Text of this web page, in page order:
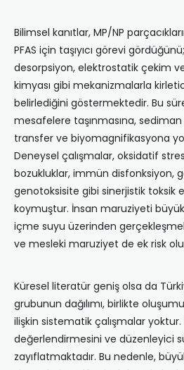
Bilimsel kanıtlar, MP/NP
PFAS için taşıyıcı görevi
desorpsiyon, elektrostatik çekim
kimyası gibi mekanizmalarla
belirlediğini göstermektedir. Bu
mesafelere taşınmasına,
transfer ve biyomagnifikasyona
Deneysel çalışmalar, oksidatif
bozukluklar, immün disfonksiyon,
genotoksisite gibi sinerjistik toksik
koymuştur. İnsan maruziyeti
içme suyu üzerinden
ve mesleki maruziyet de ek risk
Küresel literatür geniş olsa da
grubunun dağılımı, birlikte
ilişkin sistematik çalışmalar yoktur.
değerlendirmesini ve düzenleyici
zayıflatmaktadır. Bu nedenle,